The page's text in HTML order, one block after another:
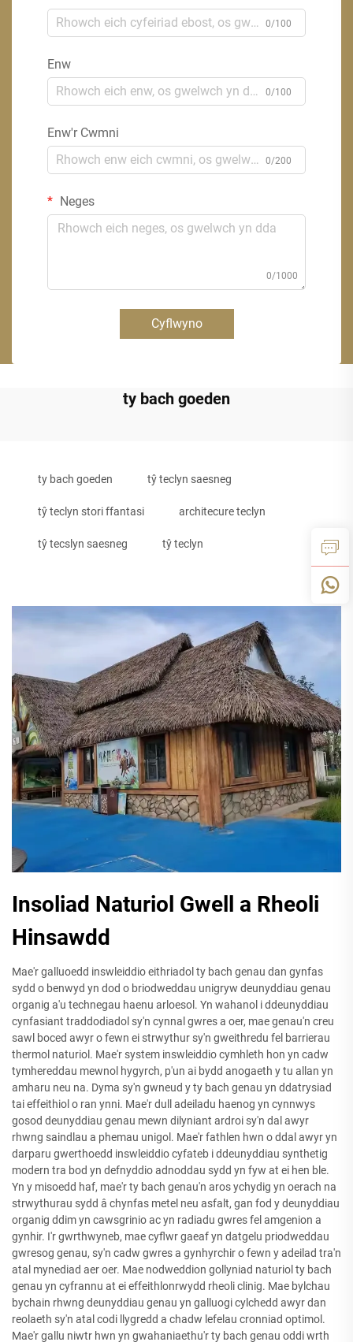
0/100
Enw
0/100
Enw'r Cwmni
0/200
Neges
0/1000
Cyflwyno
ty bach goeden
ty bach goeden tŷ teclyn saesneg
tŷ teclyn stori ffantasi architecure teclyn
tŷ tecslyn saesneg tŷ teclyn
Insoliad Naturiol Gwell a Rheoli
Hinsawdd
Mae'r galluoedd inswleiddio eithriadol ty bach genau dan gynfas
sydd o benwyd yn dod o briodweddau unigryw deunyddiau genau
organig a'u technegau haenu arloesol. Yn wahanol i ddeunyddiau
cynfasiant traddodiadol sy'n cynnal gwres a oer, mae genau'n creu
sawl boced awyr o fewn ei strwythur sy'n gweithredu fel barrierau
thermol naturiol. Mae'r system inswleiddio cymhleth hon yn cadw
tymhereddau mewnol hygyrch, p'un ai bydd anogaeth y tu allan yn
amharu neu na. Dyma sy'n gwneud y ty bach genau yn ddatrysiad
tai effeithiol o ran ynni. Mae'r dull adeiladu haenog yn cynnwys
gosod deunyddiau genau mewn dilyniant ardroi sy'n dal awyr
rhwng saindlau a phemau unigol. Mae'r fathlen hwn o ddal awyr yn
darparu gwerthoedd inswleiddio cyfateb i ddeunyddiau synthetig
modern tra bod yn defnyddio adnoddau sydd yn fyw at ei hen ble.
Yn y misoedd haf, mae'r ty bach genau'n aros ychydig yn oerach na
strwythurau sydd â chynfas metel neu asfalt, gan fod y deunyddiau
organig ddim yn cawsgrinio ac yn radiadu gwres fel amgenion a
gynhir. I'r gwrthwyneb, mae cyflwr gaeaf yn datgelu priodweddau
gwresog genau, sy'n cadw gwres a gynhyrchir o fewn y adeilad tra'n
atal mynediad aer oer. Mae nodweddion gollyniad naturiol ty bach
genau yn cyfrannu at ei effeithlonrwydd rheoli clinig. Mae bylchau
bychain rhwng deunyddiau genau yn galluogi cylchedd awyr dan
reolaeth sy'n atal codi llygredd a chadw lefelau cronniad optimol.
Mae'r gallu niwtr hwn yn gwahaniaethu'r ty bach genau oddi wrth